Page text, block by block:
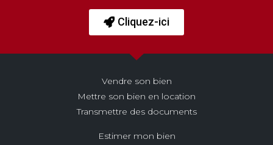
Cliquez-ici
Vendre son bien
Mettre son bien en location
Transmettre des documents
Estimer mon bien